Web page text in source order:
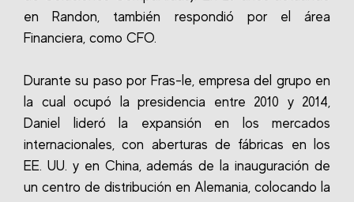
en Randon, también respondió por el área
Financiera, como CFO.
Durante su paso por Fras-le, empresa del grupo en
la cual ocupó la presidencia entre 2010 y 2014,
Daniel lideró la expansión en los mercados
internacionales, con aberturas de fábricas en los
EE. UU. y en China, además de la inauguración de
un centro de distribución en Alemania, colocando la